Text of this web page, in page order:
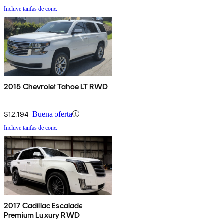
Incluye tarifas de conc.
2015 Chevrolet Tahoe LT RWD
$12,194 Buena oferta
Incluye tarifas de conc.
2017 Cadillac Escalade
Premium Luxury RWD